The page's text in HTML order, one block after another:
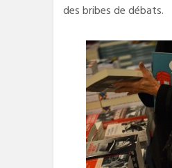
des bribes de débats.